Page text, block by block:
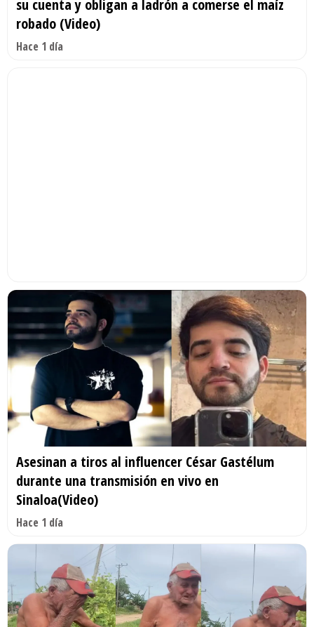
su cuenta y obligan a ladrón a comerse el maíz
robado (Video)
Hace 1 día
Asesinan a tiros al influencer César Gastélum
durante una transmisión en vivo en
Sinaloa(Video)
Hace 1 día